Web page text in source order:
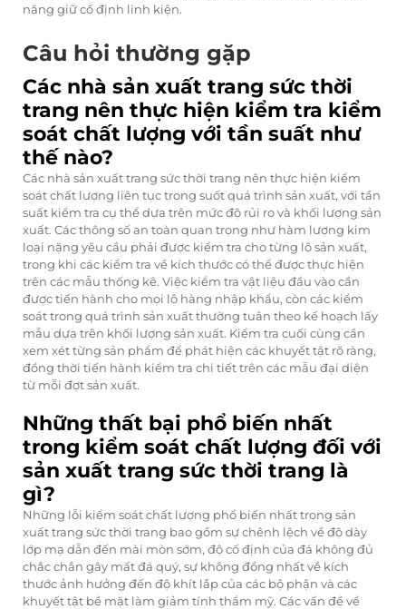
năng giữ cố định linh kiện.
Câu hỏi thường gặp
Các nhà sản xuất trang sức thời
trang nên thực hiện kiểm tra kiểm
soát chất lượng với tần suất như
thế nào?
Các nhà sản xuất trang sức thời trang nên thực hiện kiểm
soát chất lượng liên tục trong suốt quá trình sản xuất, với tần
suất kiểm tra cụ thể dựa trên mức độ rủi ro và khối lượng sản
xuất. Các thông số an toàn quan trọng như hàm lượng kim
loại nặng yêu cầu phải được kiểm tra cho từng lô sản xuất,
trong khi các kiểm tra về kích thước có thể được thực hiện
trên các mẫu thống kê. Việc kiểm tra vật liệu đầu vào cần
được tiến hành cho mọi lô hàng nhập khẩu, còn các kiểm
soát trong quá trình sản xuất thường tuân theo kế hoạch lấy
mẫu dựa trên khối lượng sản xuất. Kiểm tra cuối cùng cần
xem xét từng sản phẩm để phát hiện các khuyết tật rõ ràng,
đồng thời tiến hành kiểm tra chi tiết trên các mẫu đại diện
từ mỗi đợt sản xuất.
Những thất bại phổ biến nhất
trong kiểm soát chất lượng đối với
sản xuất trang sức thời trang là
gì?
Những lỗi kiểm soát chất lượng phổ biến nhất trong sản
xuất trang sức thời trang bao gồm sự chênh lệch về độ dày
lớp mạ dẫn đến mài mòn sớm, độ cố định của đá không đủ
chắc chắn gây mất đá quý, sự không đồng nhất về kích
thước ảnh hưởng đến độ khít lắp của các bộ phận và các
khuyết tật bề mặt làm giảm tính thẩm mỹ. Các vấn đề về